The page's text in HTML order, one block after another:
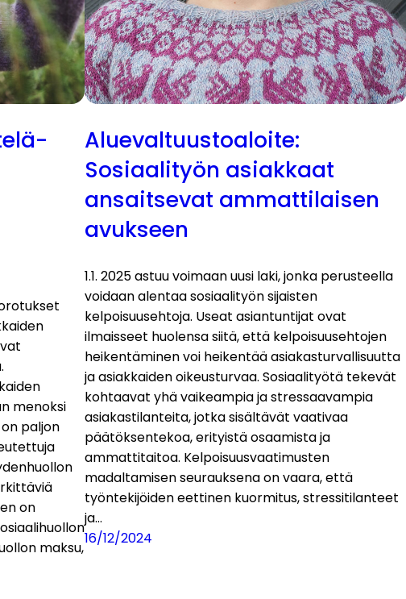
menoksi
paljon
on
maksu,
Aluevaltuustoaloite:
Sosiaalityön asiakkaat
ansaitsevat ammattilaisen
avukseen
1.1. 2025 astuu voimaan uusi laki, jonka perusteella
voidaan alentaa sosiaalityön sijaisten
kelpoisuusehtoja. Useat asiantuntijat ovat
ilmaisseet huolensa siitä, että kelpoisuusehtojen
heikentäminen voi heikentää asiakasturvallisuutta
ja asiakkaiden oikeusturvaa. Sosiaalityötä tekevät
kohtaavat yhä vaikeampia ja stressaavampia
asiakastilanteita, jotka sisältävät vaativaa
päätöksentekoa, erityistä osaamista ja
ammattitaitoa. Kelpoisuusvaatimusten
madaltamisen seurauksena on vaara, että
työntekijöiden eettinen kuormitus, stressitilanteet
ja…
16/12/2024